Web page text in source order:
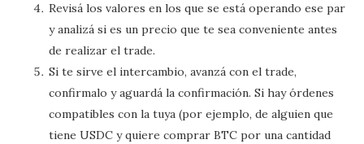
Revisá los valores en los que se está operando ese par
y analizá si es un precio que te sea conveniente antes
de realizar el trade.
Si te sirve el intercambio, avanzá con el trade,
confirmalo y aguardá la confirmación. Si hay órdenes
compatibles con la tuya (por ejemplo, de alguien que
tiene USDC y quiere comprar BTC por una cantidad